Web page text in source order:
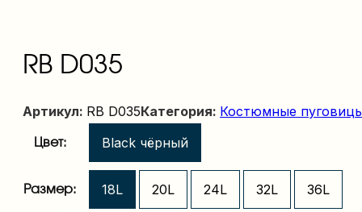
RB D035
Артикул: RB D035Категория: Костюмные
Цвет: Black чёрный
Размер: 18L 20L 24L 32L
36L